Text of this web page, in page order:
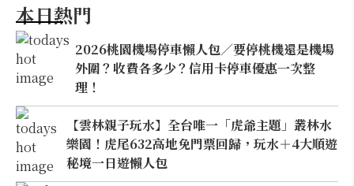
本日熱門
2026桃園機場停車懶人包／要停桃機還是機場
外圍？收費各多少？信用卡停車優惠一次整
理！
【雲林親子玩水】全台唯一「虎爺主題」叢林水
樂園！虎尾632高地免門票回歸，玩水＋4大順遊
秘境一日遊懶人包